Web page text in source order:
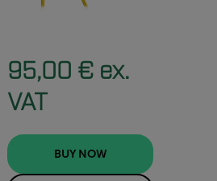
95,00 € ex.
VAT
BUY NOW